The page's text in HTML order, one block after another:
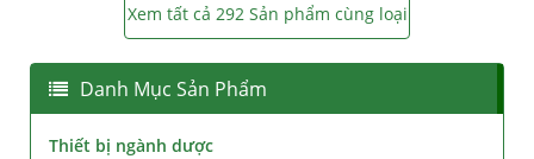
Xem tất cả 292 Sản phẩm cùng loại
Danh Mục Sản Phẩm
Thiết bị ngành dược